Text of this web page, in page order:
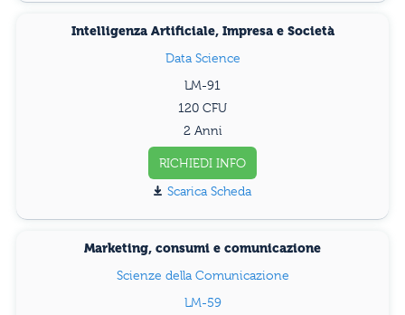
Intelligenza Artificiale, Impresa e Società
Data Science
LM-91
120
2 Anni
RICHIEDI INFO
Scarica Scheda
Marketing, consumi e comunicazione
Scienze della Comunicazione
LM-59